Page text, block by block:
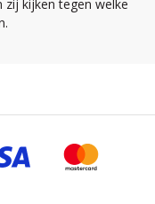
zij kijken tegen welke